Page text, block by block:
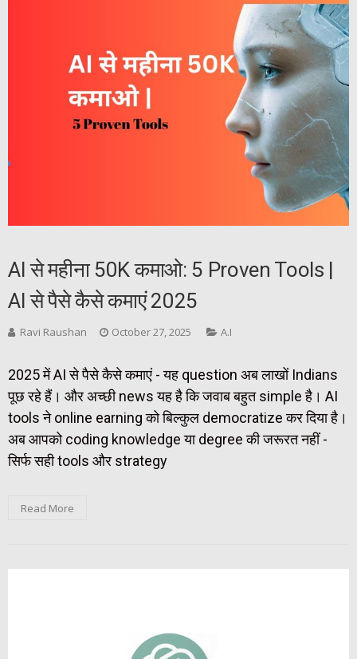
AI से महीना 50K कमाओ: 5 Proven Tools |
AI से पैसे कैसे कमाएं 2025
Ravi Raushan October 27, 2025 A.I
2025 में AI से पैसे कैसे कमाएं - यह question अब लाखों Indians
पूछ रहे हैं। और अच्छी news यह है कि जवाब बहुत simple है। AI
tools ने online earning को बिल्कुल democratize कर दिया है।
अब आपको coding knowledge या degree की जरूरत नहीं -
सिर्फ सही tools और strategy
Read More